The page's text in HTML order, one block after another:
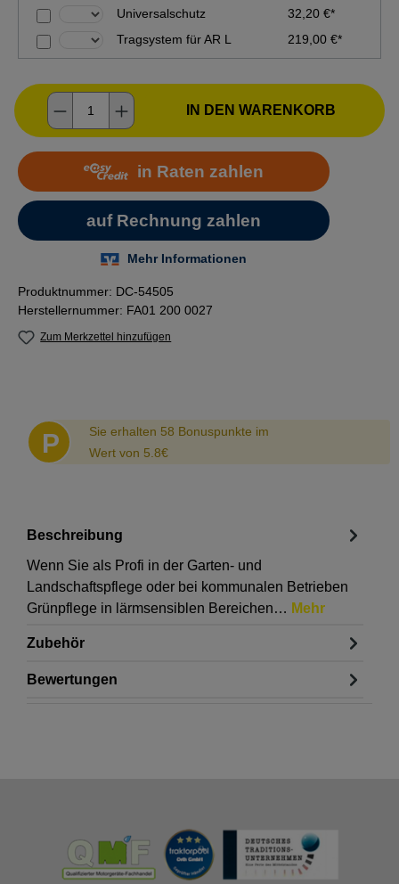
Universalschutz
32,20 €*
Tragsystem für AR L
219,00 €*
Produkt Anzahl: Gib den gewünschten
IN DEN WARENKORB
Produktnummer: DC-54505
Herstellernummer: FA01 200 0027
Zum Merkzettel hinzufügen
P
Sie erhalten 58 Bonuspunkte im
Wert von 5.8€
Beschreibung
Wenn Sie als Profi in der Garten- und
Landschaftspflege oder bei kommunalen Betrieben
Grünpflege in lärmsensiblen Bereichen… Mehr
Zubehör
Bewertungen